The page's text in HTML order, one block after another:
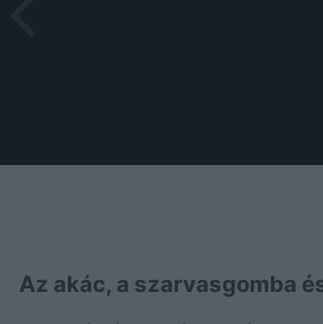
Az akác, a szarvasgomba